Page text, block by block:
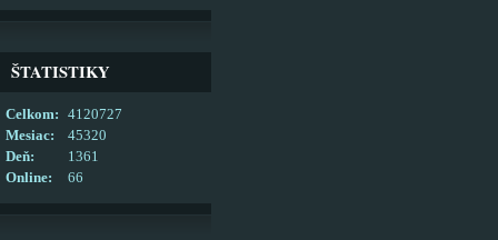
ŠTATISTIKY
Online: 66
Celkom:
4120727
Mesiac:
45320
Deň:
1361